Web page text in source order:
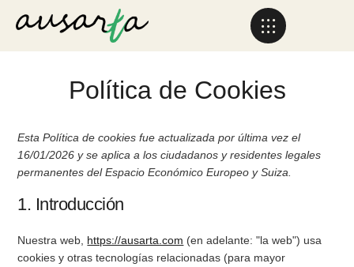
Política de Cookies
Esta Política de cookies fue actualizada por última vez el
16/01/2026 y se aplica a los ciudadanos y residentes legales
permanentes del Espacio Económico Europeo y Suiza.
1. Introducción
Nuestra web, https://ausarta.com (en adelante: "la web") usa
cookies y otras tecnologías relacionadas (para mayor